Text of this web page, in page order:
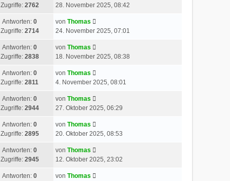
Zugriffe: 2762
28. November 2025, 08:42
Antworten: 0
Zugriffe: 2714
von Thomas
24. November 2025, 07:01
Antworten: 0
Zugriffe: 2838
von Thomas
18. November 2025, 08:38
Antworten: 0
Zugriffe: 2811
von Thomas
4. November 2025, 08:01
Antworten: 0
Zugriffe: 2944
von Thomas
27. Oktober 2025, 06:29
Antworten: 0
Zugriffe: 2895
von Thomas
20. Oktober 2025, 08:53
Antworten: 0
Zugriffe: 2945
von Thomas
12. Oktober 2025, 23:02
Antworten: 0
von Thomas